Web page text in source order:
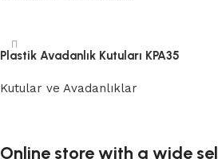
Plastik Avadanlık Kutuları KPA35
Kutular ve Avadanlıklar
Online store with a wide